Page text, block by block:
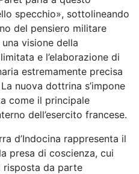
specchio», sottolineando
del pensiero militare
visione della
e l’elaborazione di
estremamente precisa
nuova dottrina s’impone
come il principale
dell’esercito francese.
d’Indocina rappresenta il
presa di coscienza, cui
risposta da parte